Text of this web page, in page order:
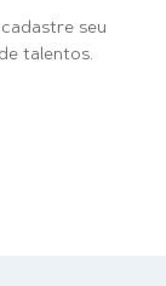
cadastre seu
talentos.